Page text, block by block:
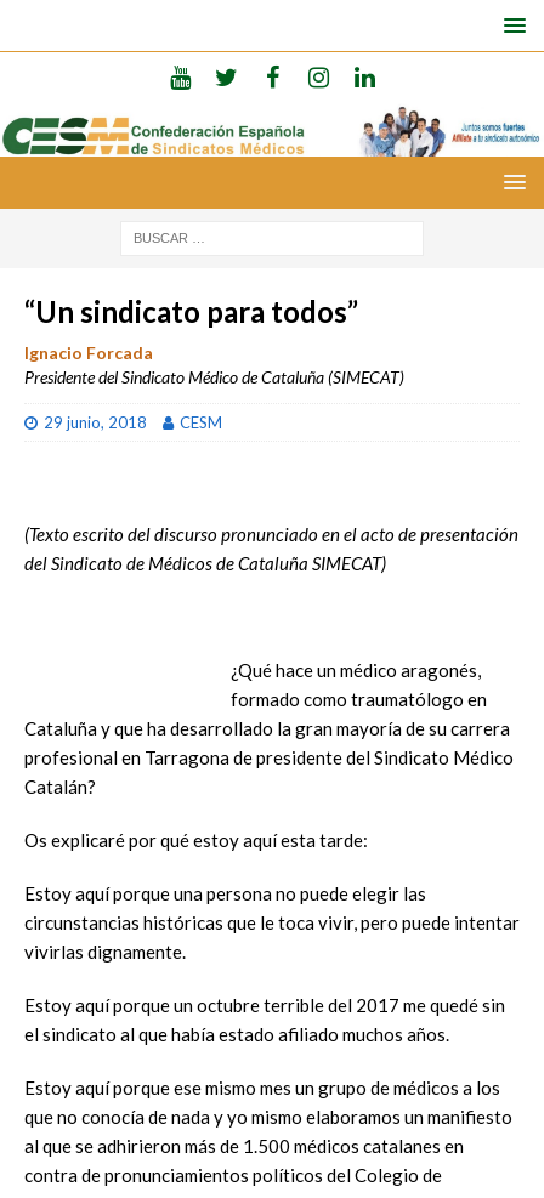
“Un sindicato para todos”
Ignacio Forcada
Presidente del Sindicato Médico de Cataluña (SIMECAT)
29 junio, 2018 CESM
(Texto escrito del discurso pronunciado en el acto de presentación
del Sindicato de Médicos de Cataluña SIMECAT)
¿Qué hace un médico aragonés,
formado como traumatólogo en
Cataluña y que ha desarrollado la gran mayoría de su carrera
profesional en Tarragona de presidente del Sindicato Médico
Catalán?
Os explicaré por qué estoy aquí esta tarde:
Estoy aquí porque una persona no puede elegir las
circunstancias históricas que le toca vivir, pero puede intentar
vivirlas dignamente.
Estoy aquí porque un octubre terrible del 2017 me quedé sin
el sindicato al que había estado afiliado muchos años.
Estoy aquí porque ese mismo mes un grupo de médicos a los
que no conocía de nada y yo mismo elaboramos un manifiesto
al que se adhirieron más de 1.500 médicos catalanes en
contra de pronunciamientos políticos del Colegio de